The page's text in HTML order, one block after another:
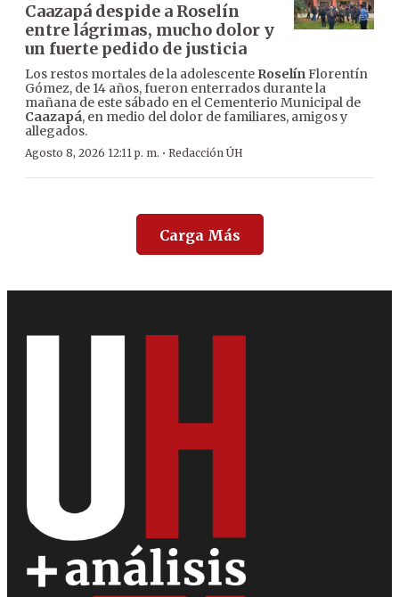
Caazapá despide a Roselín
entre lágrimas, mucho dolor y
un fuerte pedido de justicia
Los restos mortales de la adolescente RoselínFlorentín
Gómez, de 14 años, fueron enterrados durante la
mañana de este sábado en el Cementerio Municipal de
Caazapá, en medio del dolor de familiares, amigos y
allegados.
Agosto 8, 2026 12:11 p. m. · Redacción ÚH
Carga Más